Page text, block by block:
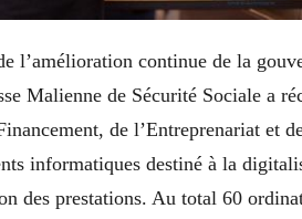
l’amélioration continue de la
Malienne de Sécurité Sociale a
de l’Entreprenariat
informatiques destiné à la
des prestations. Au total 60